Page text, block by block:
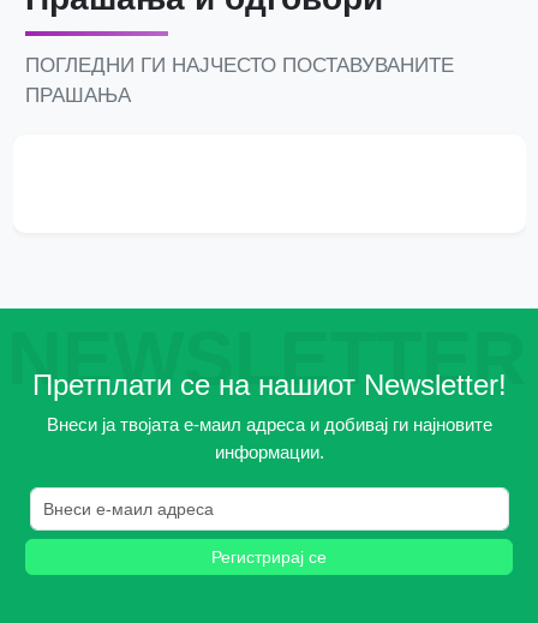
ПОГЛЕДНИ ГИ НАЈЧЕСТО ПОСТАВУВАНИТЕ
ПРАШАЊА
NEWSLETTER
Претплати се на нашиот Newsletter!
Внеси ја твојата е-маил адреса и добивај ги најновите
информации.
Регистрирај се